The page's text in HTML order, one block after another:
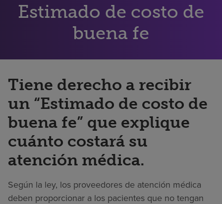
Estimado de costo de
buena fe
Tiene derecho a recibir
un “Estimado de costo de
buena fe” que explique
cuánto costará su
atención médica.
Según la ley, los proveedores de atención médica
deben proporcionar a los pacientes que no tengan